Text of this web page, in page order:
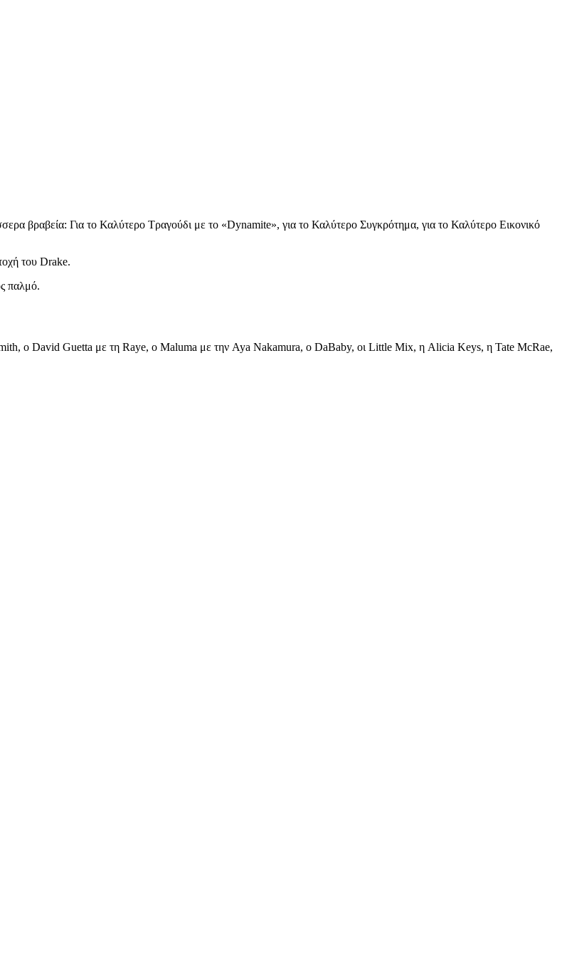
βραβεία: Για το Καλύτερο Τραγούδι με το «Dynamite», για το Καλύτερο Συγκρότημα, για το Καλύτερο Εικονικό
του Drake.
παλμό.
ο David Guetta με τη Raye, ο Maluma με την Aya Nakamura, ο DaBaby, οι Little Mix, η Alicia Keys, η Tate McRae,